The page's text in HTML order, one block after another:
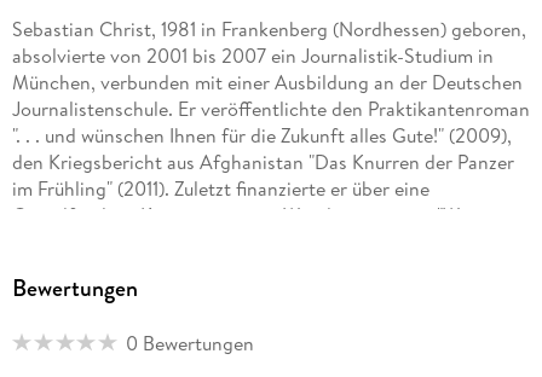
Sebastian Christ, 1981 in Frankenberg (Nordhessen) geboren,
absolvierte von 2001 bis 2007 ein Journalistik-Studium in
München, verbunden mit einer Ausbildung an der Deutschen
Journalistenschule. Er veröffentlichte den Praktikantenroman
". . . und wünschen Ihnen für die Zukunft alles Gute!" (2009),
den Kriegsbericht aus Afghanistan "Das Knurren der Panzer
im Frühling" (2011). Zuletzt finanzierte er über eine
Crowdfunding-Kampagne seine Wanderreportage "Was von
Bewertungen
0 Bewertungen